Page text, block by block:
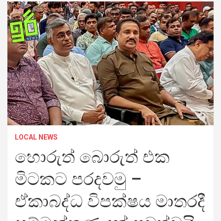
LOCAL NEWS
හොරුත් බොරුත් එක
මිටකට පරදවමු –
ඒකාබද්ධ විපක්ෂය මාතරදී